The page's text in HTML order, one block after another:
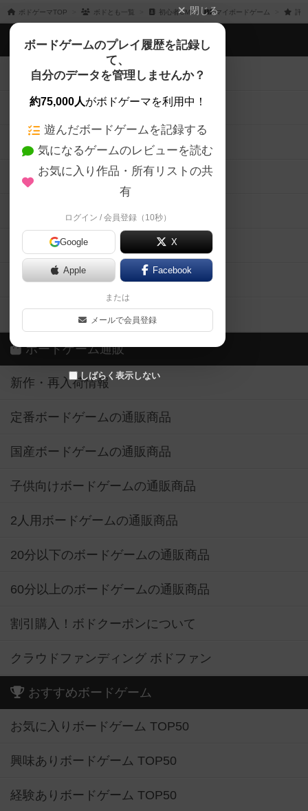
ボドゲーマTOP ボドとも一覧 初心者GM マイボードゲーム 評
閉じる
ボードゲームのプレイ履歴を記録し
て、
自分のデータを管理しませんか？
約75,000人がボドゲーマを利用中！
遊んだボードゲームを記録する
気になるゲームのレビューを読む
お気に入り作品・所有リストの共
有
ログイン / 会員登録（10秒）
Google X
Apple Facebook
または
メールで会員登録
しばらく表示しない
ボドゲーマTOP
ボードゲームを検索する
ボードゲームの新着レビュー
ボードゲーム会情報
メカニクス特集
掲示板・トピックス
ボドとも・会員一覧
ボードゲーム業界コラム
ボドゲーマご利用案内
ボードゲーム通販
新作・再入荷情報
定番ボードゲームの通販商品
国産ボードゲームの通販商品
子供向けボードゲームの通販商品
2人用ボードゲームの通販商品
20分以下のボードゲームの通販商品
60分以上のボードゲームの通販商品
割引購入！ボドクーポンについて
クラウドファンディング ボドファン
おすすめボードゲーム
お気に入りボードゲーム TOP50
興味ありボードゲーム TOP50
経験ありボードゲーム TOP50